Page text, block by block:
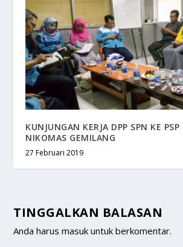
KUNJUNGAN KERJA DPP SPN KE PSP
NIKOMAS GEMILANG
27 Februari 2019
TINGGALKAN BALASAN
Anda harusmasuk untuk berkomentar.